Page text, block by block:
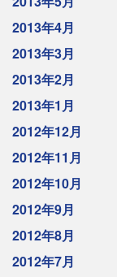
2013年4月
2013年3月
2013年2月
2013年1月
2012年12月
2012年11月
2012年10月
2012年9月
2012年8月
2012年7月